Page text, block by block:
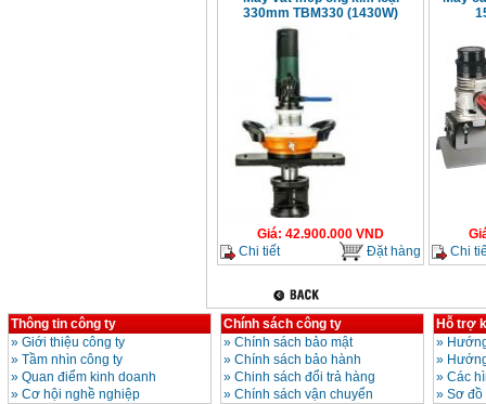
330mm TBM330 (1430W)
Giá: 42.900.000 VND
Chi tiết
Đặt hàng
Chi
Thông tin công ty
» Giới thiệu công ty
» Tầm nhìn công ty
» Quan điểm kinh doanh
» Cơ hội nghề nghiệp
Chính sách công ty
» Chính sách bảo mật
» Chính sách bảo hành
» Chinh sách đổi trả hàng
» Chính sách vận chuyển
Hỗ trợ
»
»
» Các
» Sơ